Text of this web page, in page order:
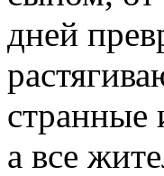
дней
странные
а все